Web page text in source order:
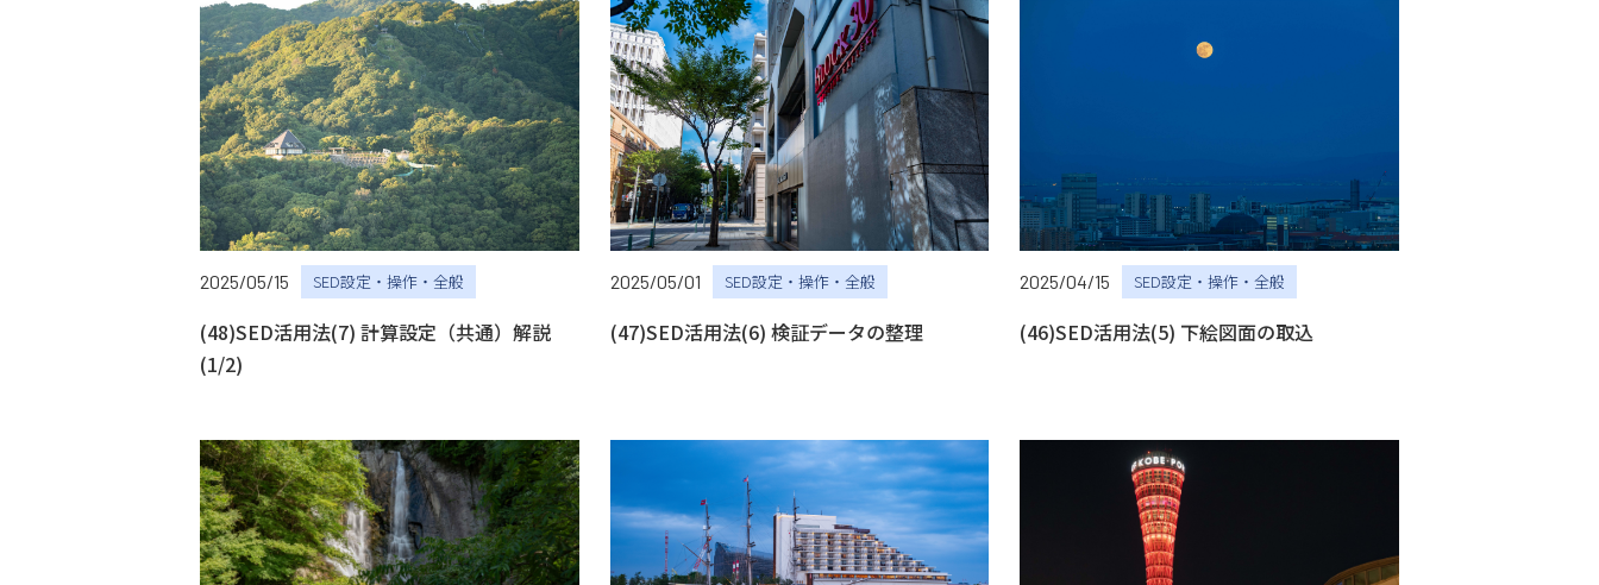
2025/05/15 SED設定・操作・全般
(48)SED活用法(7) 計算設定（共通）解説
(1/2)
2025/05/01 SED設定・操作・全般
(47)SED活用法(6) 検証データの整理
2025/04/15 SED設定・操作・全般
(46)SED活用法(5) 下絵図面の取込